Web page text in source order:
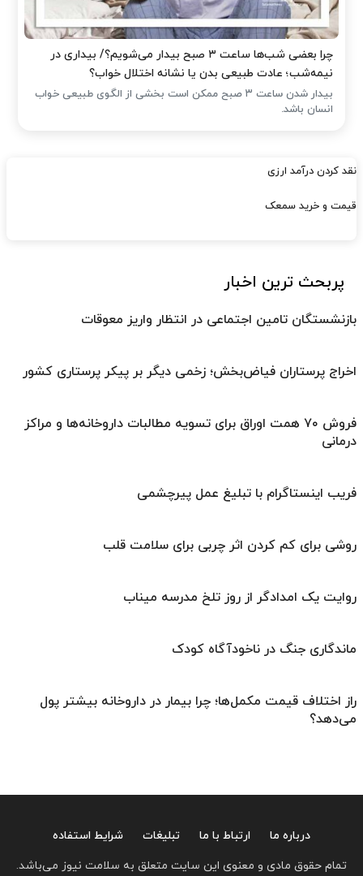
چرا بعضی شب‌ها ساعت ۳ صبح بیدار می‌شویم؟/ بیداری در
نیمه‌شب؛ عادت طبیعی بدن یا نشانه اختلال خواب؟
بیدار شدن ساعت ۳ صبح ممکن است بخشی از الگوی طبیعی خواب
انسان باشد.
نقد کردن درآمد ارزی
قیمت و خرید سمعک
پربحث ترین اخبار
بازنشستگان تامین اجتماعی در انتظار واریز معوقات
اخراج پرستاران فیاض‌بخش؛ زخمی دیگر بر پیکر پرستاری کشور
فروش ۷۰ همت اوراق برای تسویه مطالبات داروخانه‌ها و مراکز
درمانی
فریب اینستاگرام با تبلیغ عمل پیرچشمی
روشی برای کم کردن اثر چربی برای سلامت قلب
روایت یک امدادگر از روز تلخ مدرسه میناب
ماندگاری جنگ در ناخودآگاه کودک
راز اختلاف قیمت مکمل‌ها؛ چرا بیمار در داروخانه بیشتر پول
می‌دهد؟
درباره ما ارتباط با ما تبلیغات
شرایط استفاده
تمام حقوق مادی و معنوی این سایت متعلق به سلامت نیوز می‌باشد.